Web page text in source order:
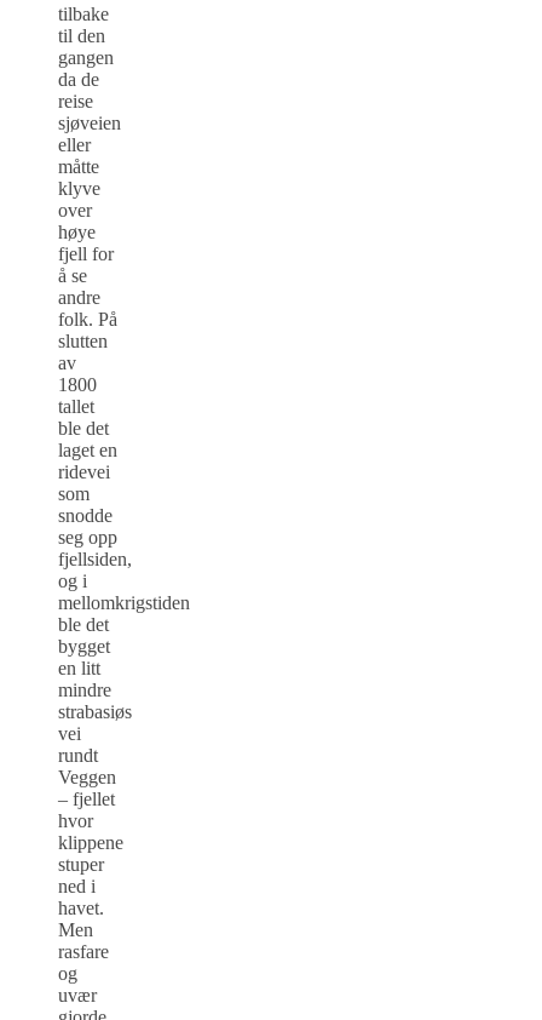
tilbake
til den
gangen
da de
reise
sjøveien
eller
måtte
klyve
over
høye
fjell for
å se
andre
folk. På
slutten
av
1800
tallet
ble det
laget en
ridevei
som
snodde
seg opp
fjellsiden,
og i
mellomkrigstiden
ble det
bygget
en litt
mindre
strabasiøs
vei
rundt
Veggen
– fjellet
hvor
klippene
stuper
ned i
havet.
Men
rasfare
og
uvær